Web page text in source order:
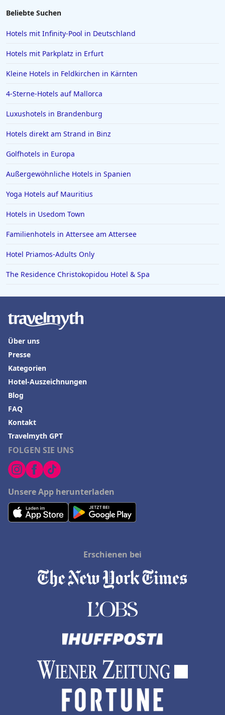
Beliebte Suchen
Hotels mit Infinity-Pool in Deutschland
Hotels mit Parkplatz in Erfurt
Kleine Hotels in Feldkirchen in Kärnten
4-Sterne-Hotels auf Mallorca
Luxushotels in Brandenburg
Hotels direkt am Strand in Binz
Golfhotels in Europa
Außergewöhnliche Hotels in Spanien
Yoga Hotels auf Mauritius
Hotels in Usedom Town
Familienhotels in Attersee am Attersee
Hotel Priamos-Αdults Only
The Residence Christokopidou Hotel & Spa
FOLGEN SIE UNS
Unsere App herunterladen
Über uns
Presse
Kategorien
Hotel-Auszeichnungen
Blog
FAQ
Kontakt
Travelmyth GPT
Erschienen bei